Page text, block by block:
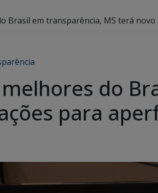
Brasil em transparência, MS terá
do
para